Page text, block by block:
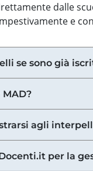
dalle
e
se sono già
agli
per la